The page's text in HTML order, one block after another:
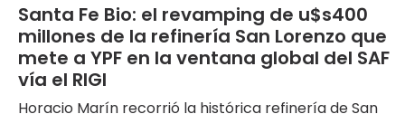
Santa Fe Bio: el revamping de u$s400
millones de la refinería San Lorenzo que
mete a YPF en la ventana global del SAF
vía el RIGI
Horacio Marín recorrió la histórica refinería de San